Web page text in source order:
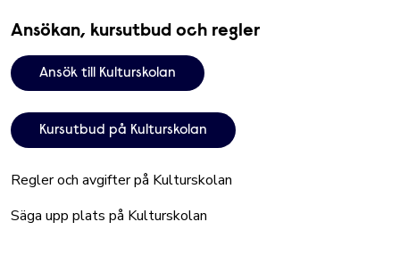
Ansökan, kursutbud och regler
Ansök till Kulturskolan
Kursutbud på Kulturskolan
Regler och avgifter på Kulturskolan
Säga upp plats på Kulturskolan